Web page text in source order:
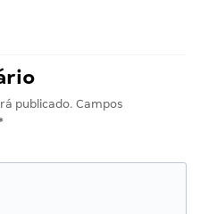
publicado. Campos